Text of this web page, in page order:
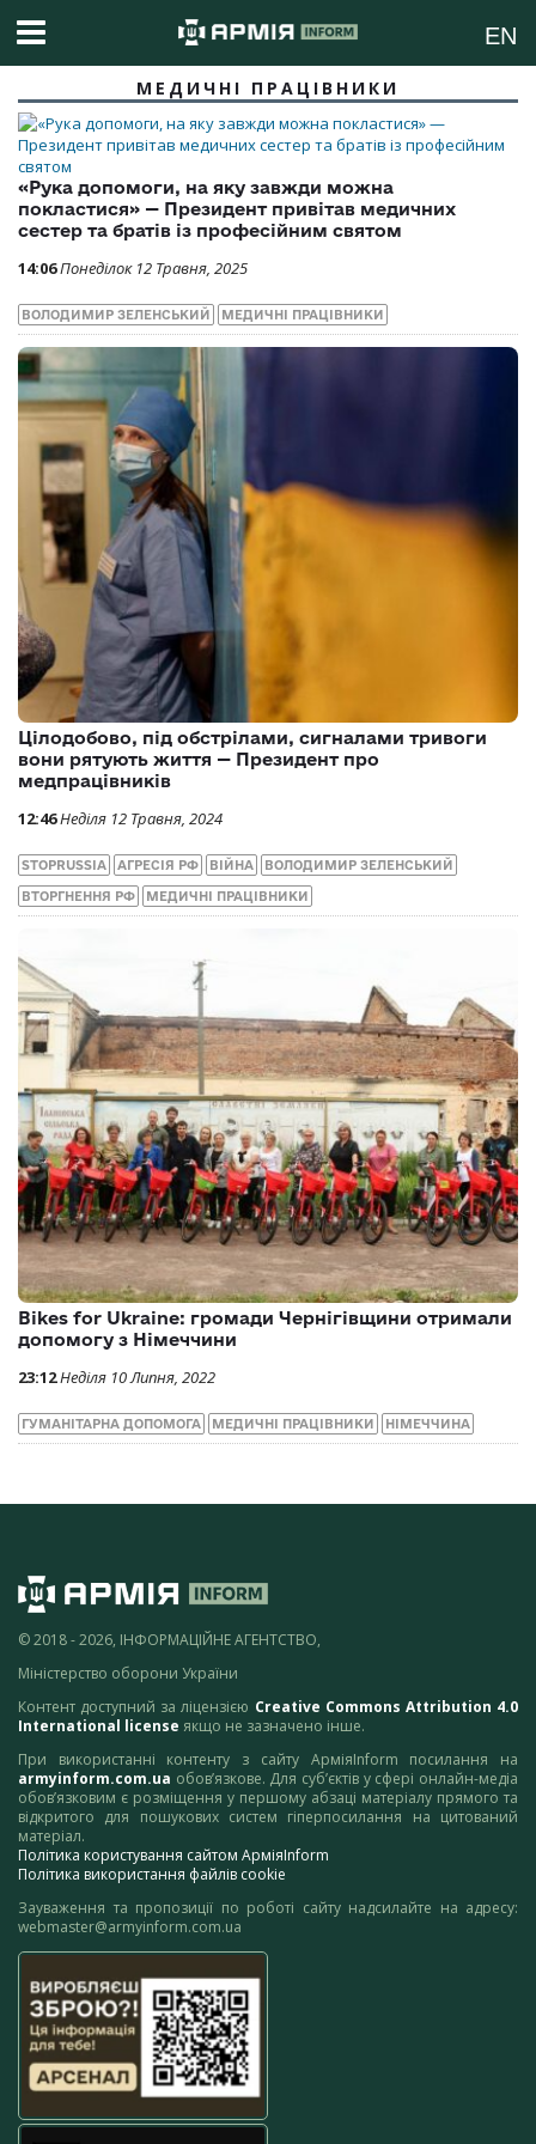
EN
МЕДИЧНІ ПРАЦІВНИКИ
«Рука допомоги, на яку завжди можна
покластися» — Президент привітав медичних
сестер та братів із професійним святом
14:06Понеділок 12 Травня, 2025
ВОЛОДИМИР ЗЕЛЕНСЬКИЙ МЕДИЧНІ ПРАЦІВНИКИ
Цілодобово, під обстрілами, сигналами тривоги
вони рятують життя — Президент про
медпрацівників
12:46Неділя 12 Травня, 2024
STOPRUSSIA АГРЕСІЯ РФ ВІЙНА ВОЛОДИМИР ЗЕЛЕНСЬКИЙ
ВТОРГНЕННЯ РФ МЕДИЧНІ ПРАЦІВНИКИ
Bikes for Ukraine: громади Чернігівщини отримали
допомогу з Німеччини
23:12Неділя 10 Липня, 2022
ГУМАНІТАРНА ДОПОМОГА МЕДИЧНІ ПРАЦІВНИКИ НІМЕЧЧИНА
© 2018 - 2026, ІНФОРМАЦІЙНЕ АГЕНТСТВО,
Міністерство оборони України
Контент доступний за ліцензією Creative Commons Attribution 4.0
International license якщо не зазначено інше.
При використанні контенту з сайту АрміяInform посилання на
armyinform.com.ua обов’язкове. Для суб’єктів у сфері онлайн-медіа
обов’язковим є розміщення у першому абзаці матеріалу прямого та
відкритого для пошукових систем гіперпосилання на цитований
матеріал.
Політика користування сайтом АрміяInform
Політика використання файлів cookie
Зауваження та пропозиції по роботі сайту надсилайте на адресу:
webmaster@armyinform.com.ua